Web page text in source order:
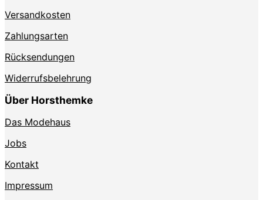
Versandkosten
Zahlungsarten
Rücksendungen
Widerrufsbelehrung
Über Horsthemke
Das Modehaus
Jobs
Kontakt
Impressum